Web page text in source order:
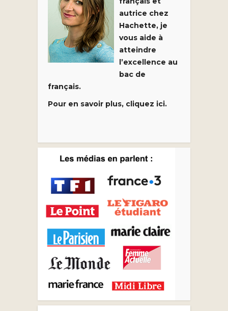
autrice chez
Hachette, je
vous aide à
atteindre
l’excellence au
bac de
français.
Pour en savoir plus, cliquez ici.